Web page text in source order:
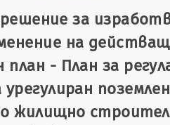
за
на
- План за
жилищно